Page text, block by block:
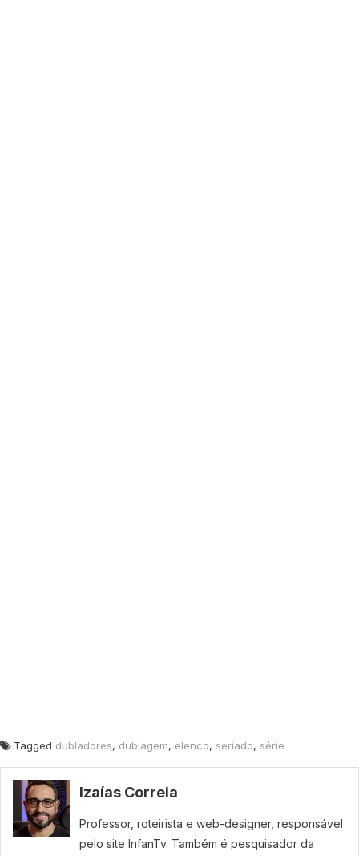
Tagged dubladores, dublagem, elenco, seriado, série
Izaías Correia
Professor, roteirista e web-designer, responsável
pelo site InfanTv. Também é pesquisador da